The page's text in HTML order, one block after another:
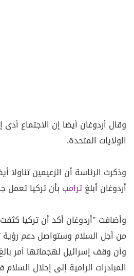
وقال أردوغان أيضا إن الاجتماع
الولايات المتحدة.
وذكرت الرئاسة أن الزعيمين تناولا
أردوغان أبلغترامب بأن تركيا تعمل
وأضافت "أردوغان أكد أن تركيا
من أجل السلام وستواصل دعم رؤية
وأن وقف إسرائيل لهجماتها أمر
المبادرات الرامية إلى إحلال